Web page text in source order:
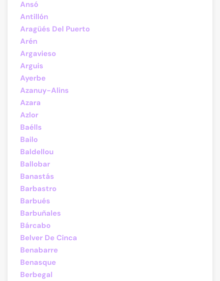
Ansó
Antillón
Aragüés Del Puerto
Arén
Argavieso
Arguis
Ayerbe
Azanuy-Alins
Azara
Azlor
Baélls
Bailo
Baldellou
Ballobar
Banastás
Barbastro
Barbués
Barbuñales
Bárcabo
Belver De Cinca
Benabarre
Benasque
Berbegal